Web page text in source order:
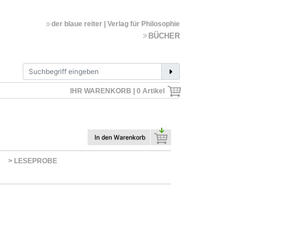
IHR WARENKORB | 0 Artikel
der blaue reiter | Verlag für Philosophie
BÜCHER
> LESEPROBE